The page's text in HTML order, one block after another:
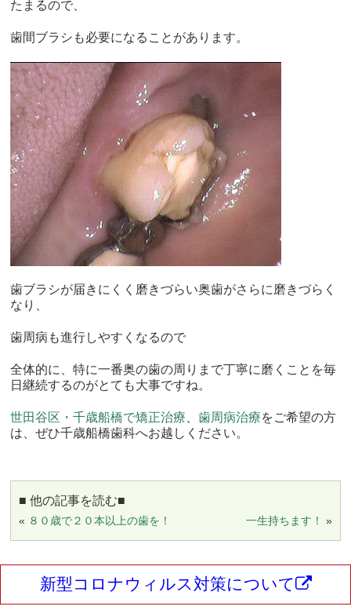
たまるので、
歯間ブラシも必要になることがあります。
歯ブラシが届きにくく磨きづらい奥歯がさらに磨きづらく
なり、
歯周病も進行しやすくなるので
全体的に、特に一番奥の歯の周りまで丁寧に磨くことを毎
日継続するのがとて も大事ですね。
世田谷区・千歳船橋で矯正治療 、歯周病治療をご希望の方
は、ぜひ千歳船橋歯科へお越しください。
■ 他の記事を読む■
« ８０歳で２０本以上の歯を！ 一生持ちます！ »
新型コロナウィルス対策について